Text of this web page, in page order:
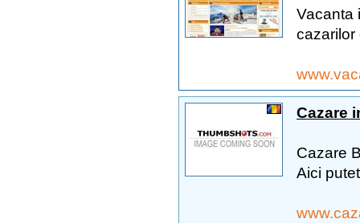
Vacanta
cazarilor
Cazare
Cazare
Aici